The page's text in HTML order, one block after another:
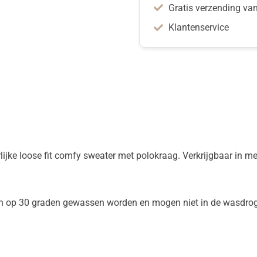
Gratis verzending
Klantenservice
loose fit comfy sweater met polokraag. Verkrijgbaar in
30 graden gewassen worden en mogen niet in de